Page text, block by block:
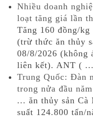
Nhiều doanh
loạt tăng giá lần
Tăng 160 đồng/kg
(trừ thức ăn thủy
08/8/2026 (không
liên kết). ANT ( ...
Trung Quốc: Đàn
trong nửa đầu
... ăn thủy sản Cà
suất 124.800 tấn/